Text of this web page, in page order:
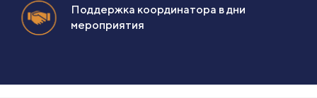
Поддержка координатора в дни
мероприятия